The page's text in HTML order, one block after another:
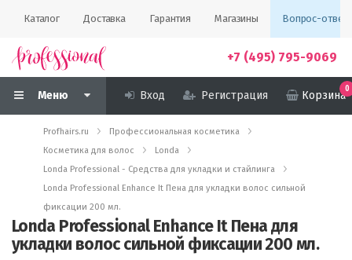
Каталог Доставка Гарантия Магазины Вопрос-ответ
+7 (495) 795-9069
Меню Вход Регистрация Корзина
0
Profhairs.ru
Профессиональная косметика
Косметика для волос
Londa
Londa Professional - Средства для укладки и стайлинга
Londa Professional Enhance It Пена для укладки волос сильной
фиксации 200 мл.
Londa Professional Enhance It Пена для
укладки волос сильной фиксации 200 мл.